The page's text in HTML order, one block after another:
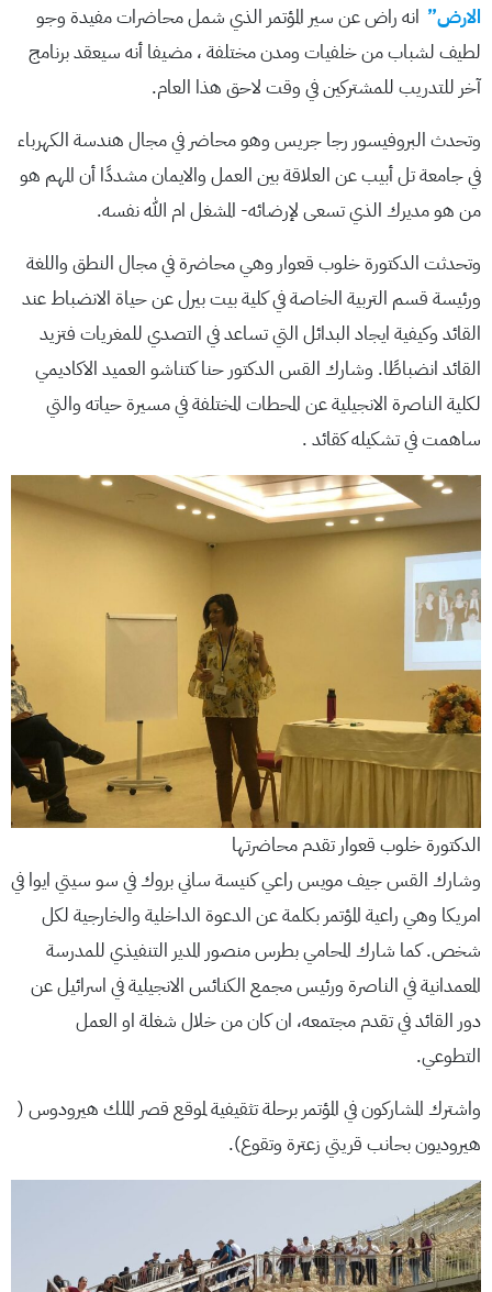
الارض” انه راض عن سير المؤتمر الذي شمل محاضرات مفيدة وجو
لطيف لشباب من خلفيات ومدن مختلفة ، مضيفا أنه سيعقد برنامج
آخر للتدريب للمشتركين في وقت لاحق هذا العام.
وتحدث البروفيسور رجا جريس وهو محاضر في مجال هندسة الكهرباء
في جامعة تل أبيب عن العلاقة بين العمل والايمان مشددًا أن المهم هو
من هو مديرك الذي تسعى لإرضائه- المشغل ام الله نفسه.
وتحدثت الدكتورة خلوب قعوار وهي محاضرة في مجال النطق واللغة
ورئيسة قسم التربية الخاصة في كلية بيت بيرل عن حياة الانضباط عند
القائد وكيفية ايجاد البدائل التي تساعد في التصدي للمغريات فتزيد
القائد انضباطًا. وشارك القس الدكتور حنا كتناشو العميد الاكاديمي
لكلية الناصرة الانجيلية عن المحطات المختلفة في مسيرة حياته والتي
ساهمت في تشكيله كقائد .
الدكتورة خلوب قعوار تقدم محاضرتها
وشارك القس جيف مويس راعي كنيسة ساني بروك في سو سيتي ايوا في
امريكا وهي راعية المؤتمر بكلمة عن الدعوة الداخلية والخارجية لكل
شخص. كما شارك المحامي بطرس منصور المدير التنفيذي للمدرسة
المعمدانية في الناصرة ورئيس مجمع الكنائس الانجيلية في اسرائيل عن
دور القائد في تقدم مجتمعه، ان كان من خلال شغلة او العمل
التطوعي.
واشترك المشاركون في المؤتمر برحلة تثقيفية لموقع قصر الملك هيرودوس (
هيروديون بحانب قريتي زعترة وتقوع).